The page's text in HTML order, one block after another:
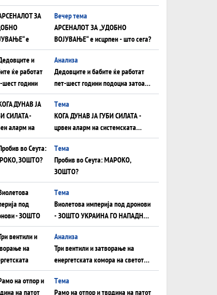
ШТО ОСТАНУВА БЕЗ ФРОНТ
Вечер тема
АРСЕНАЛОТ ЗА „УДОБНО
ВОЈУВАЊЕ“ е исцрпен - што сега?
Анализа
Дедовците и бабите ќе работат
пет-шест години подоцна затоа
што НЕМААТ ВНУЦИ ДА ГИ
ЗАМЕНАТ
Tема
КОГА ДУНАВ ЈА ГУБИ СИЛАТА -
црвен аларм на системската
плоча од јужна Германија до
Црното Море...
Tема
Пробив во Сеута: МАРОКО,
ЗОШТО?
Tема
Виолетова империја под дронови
- ЗОШТО УКРАИНА ГО НАПАДНА
РУСКИОТ WILDBERRIES
Aнализа
Три вентили и затворање на
енергетската комора на светот:
Нападот во Суец најавува
глобален енергетски инфаркт?
Tема
Рамо на отпор и тврдина на патот